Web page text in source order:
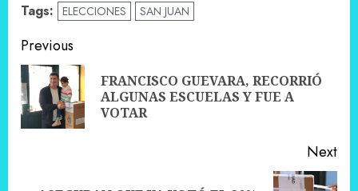
Tags: ELECCIONES SAN JUAN
Post
navigation
Previous
FRANCISCO GUEVARA, RECORRIÓ
ALGUNAS ESCUELAS Y FUE A
VOTAR
Next